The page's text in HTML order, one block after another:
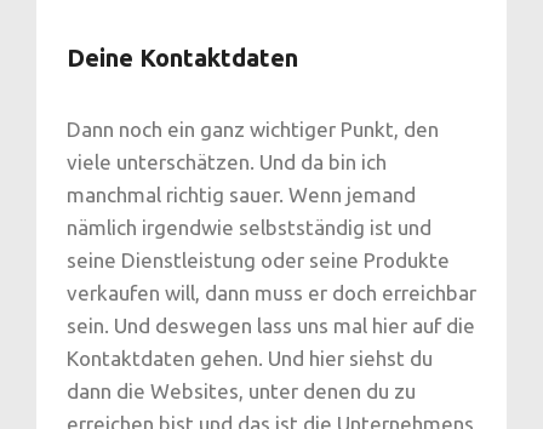
Deine Kontaktdaten
Dann noch ein ganz wichtiger Punkt, den
viele unterschätzen. Und da bin ich
manchmal richtig sauer. Wenn jemand
nämlich irgendwie selbstständig ist und
seine Dienstleistung oder seine Produkte
verkaufen will, dann muss er doch erreichbar
sein. Und deswegen lass uns mal hier auf die
Kontaktdaten gehen. Und hier siehst du
dann die Websites, unter denen du zu
erreichen bist und das ist die Unternehmens